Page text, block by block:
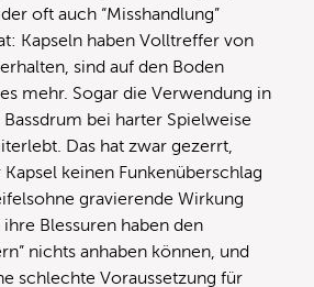
oft auch “Misshandlung”
Kapseln haben Volltreffer von
sind auf den Boden
mehr. Sogar die Verwendung in
Bassdrum bei harter Spielweise
Das hat zwar gezerrt,
keinen Funkenüberschlag
gravierende Wirkung
Blessuren haben den
nichts anhaben können, und
schlechte Voraussetzung für